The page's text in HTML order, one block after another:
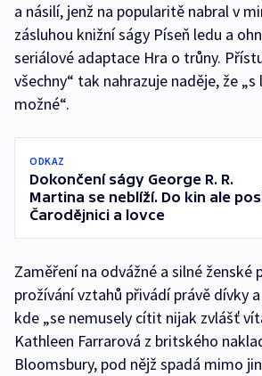
a násilí, jenž na popularitě nabral v
zásluhou knižní ságy Píseň ledu a
seriálové adaptace Hra o trůny.
všechny“ tak nahrazuje naděje, že
možné“.
ODKAZ
Dokončení ságy George R. R.
Martina se neblíží. Do kin ale
Čarodějnici a lovce
Zaměření na odvážné a silné ženské
prožívání vztahů přivádí právě dívky
kde „se nemusely cítit nijak zvlášť
Kathleen Farrarová z britského
Bloomsbury, pod nějž spadá mimo